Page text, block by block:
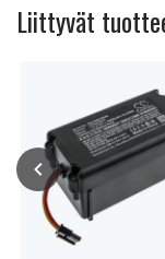
Liittyvät